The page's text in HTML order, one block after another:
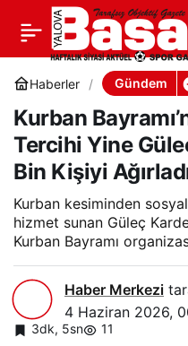
Haberler Gündem
Kurban
Tercihi Yine
Bin Kişiyi
Kurban kesiminden
hizmet sunan Güleç
Kurban Bayramı
Haber Merkezi
4 Haziran 2026,
3dk, 5sn 11
Kurban Bayramı’nda
Yalovalıların Tercihi Yine
Güleç Kardeşler Oldu: 7
Bin Kişiyi Ağırladılar